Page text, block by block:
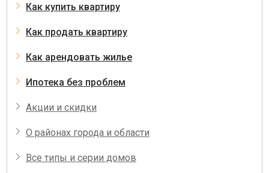
Как купить квартиру
Как продать квартиру
Как арендовать жилье
Ипотека без проблем
Акции и скидки
О районах города и области
Все типы и серии домов